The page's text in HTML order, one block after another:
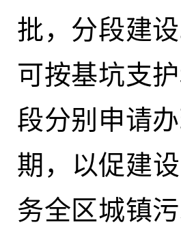
批，分段建
可按基坑支
段分别申请
期，以促建
务全区城镇